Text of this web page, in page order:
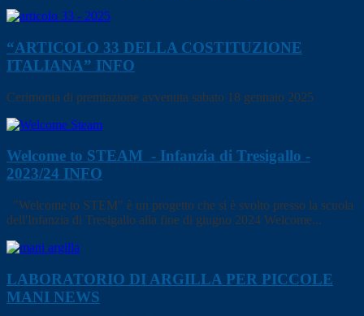
“ARTICOLO 33 DELLA COSTITUZIONE
ITALIANA” INFO
Cerimonia di premiazione avvenuta sabato 18 gennaio 2025
Welcome to STEAM - Infanzia di Tresigallo -
2023/24 INFO
"Welcome to STEM" è un progetto che si è svolto presso la scuola
dell'Infanzia di Tresigallo alla fine di giugno 2024 Welcome...
LABORATORIO DI ARGILLA PER PICCOLE
MANI NEWS